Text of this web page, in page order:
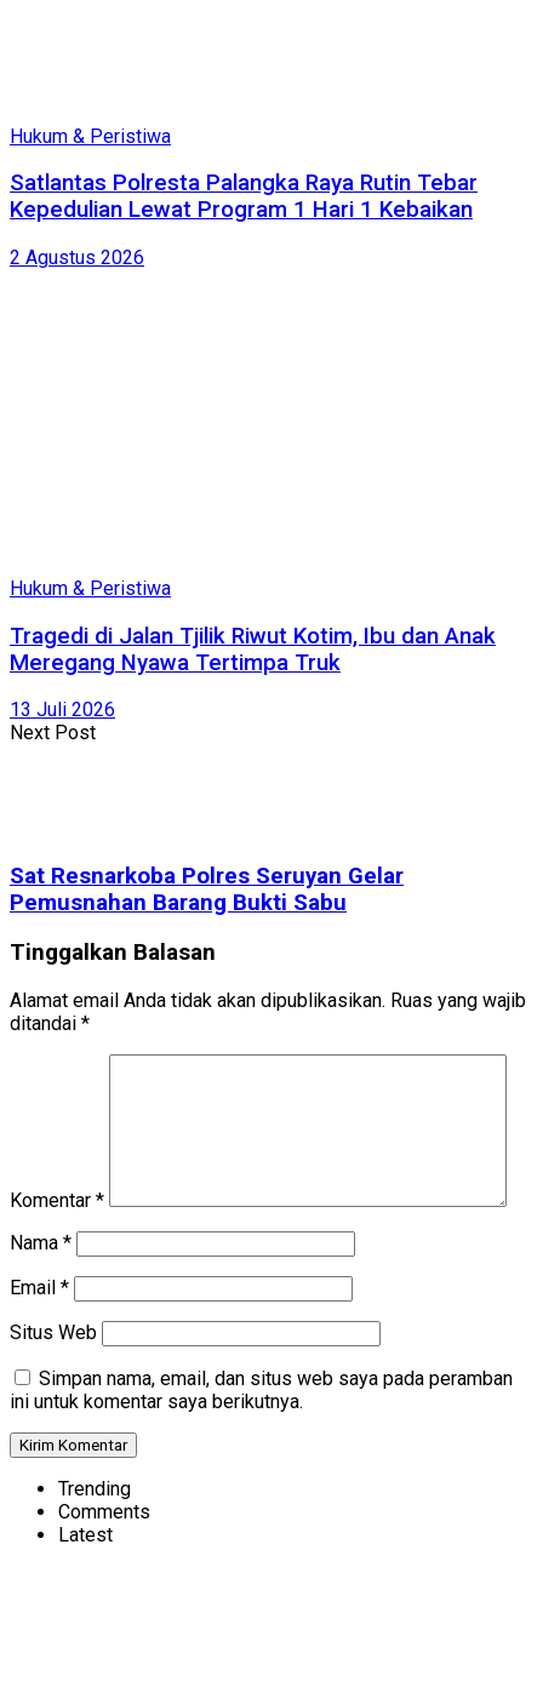
Hukum & Peristiwa
Satlantas Polresta Palangka Raya Rutin Tebar
Kepedulian Lewat Program 1 Hari 1 Kebaikan
2 Agustus 2026
Hukum & Peristiwa
Tragedi di Jalan Tjilik Riwut Kotim, Ibu dan Anak
Meregang Nyawa Tertimpa Truk
13 Juli 2026
Next Post
Sat Resnarkoba Polres Seruyan Gelar
Pemusnahan Barang Bukti Sabu
Tinggalkan Balasan
Alamat email Anda tidak akan dipublikasikan. Ruas yang wajib
ditandai *
Komentar *
Nama *
Email *
Situs Web
Simpan nama, email, dan situs web saya pada peramban
ini untuk komentar saya berikutnya.
Trending
Comments
Latest